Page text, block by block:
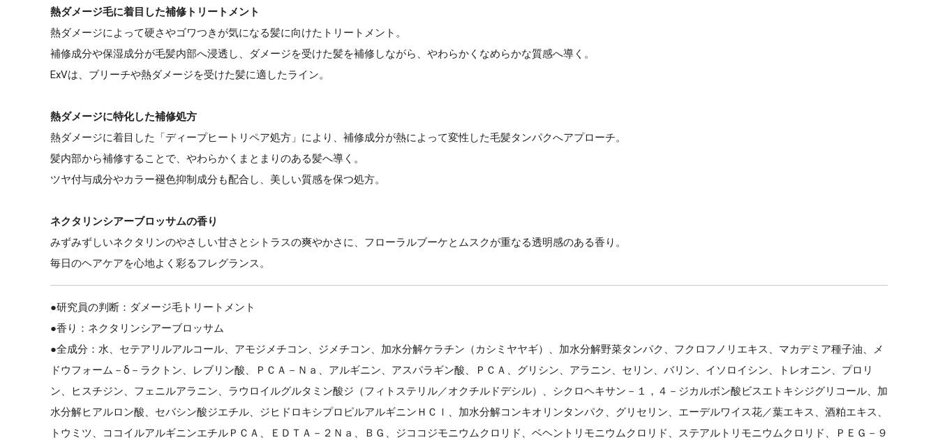
熱ダメージ毛に着目した補修トリートメント
熱ダメージによって硬さやゴワつきが気になる髪に向けたトリートメント。
補修成分や保湿成分が毛髪内部へ浸透し、ダメージを受けた髪を補修しながら、やわらかくなめらかな質感へ導く。
ExVは、ブリーチや熱ダメージを受けた髪に適したライン。
熱ダメージに特化した補修処方
熱ダメージに着目した「ディープヒートリペア処方」により、補修成分が熱によって変性した毛髪タンパクへアプローチ。
髪内部から補修することで、やわらかくまとまりのある髪へ導く。
ツヤ付与成分やカラー褪色抑制成分も配合し、美しい質感を保つ処方。
ネクタリンシアーブロッサムの香り
みずみずしいネクタリンのやさしい甘さとシトラスの爽やかさに、フローラルブーケとムスクが重なる透明感のある香り。
毎日のヘアケアを心地よく彩るフレグランス。
●研究員の判断：ダメージ毛トリートメント
●香り：ネクタリンシアーブロッサム
●全成分：水、セテアリルアルコール、アモジメチコン、ジメチコン、加水分解ケラチン（カシミヤヤギ）、加水分解野菜タンパク、フクロフノリエキス、マカデミア種子油、メ
ドウフォーム－δ－ラクトン、レブリン酸、ＰＣＡ－Ｎａ、アルギニン、アスパラギン酸、ＰＣＡ、グリシン、アラニン、セリン、バリン、イソロイシン、トレオニン、プロリ
ン、ヒスチジン、フェニルアラニン、ラウロイルグルタミン酸ジ（フィトステリル／オクチルドデシル）、シクロヘキサン－１，４－ジカルボン酸ビスエトキシジグリコール、加
水分解ヒアルロン酸、セバシン酸ジエチル、ジヒドロキシプロピルアルギニンＨＣｌ、加水分解コンキオリンタンパク、グリセリン、エーデルワイス花／葉エキス、酒粕エキス、
トウミツ、ココイルアルギニンエチルＰＣＡ、ＥＤＴＡ－２Ｎａ、ＢＧ、ジココジモニウムクロリド、ベヘントリモニウムクロリド、ステアルトリモニウムクロリド、ＰＥＧ－９